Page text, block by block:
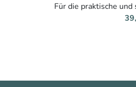
Für die praktische